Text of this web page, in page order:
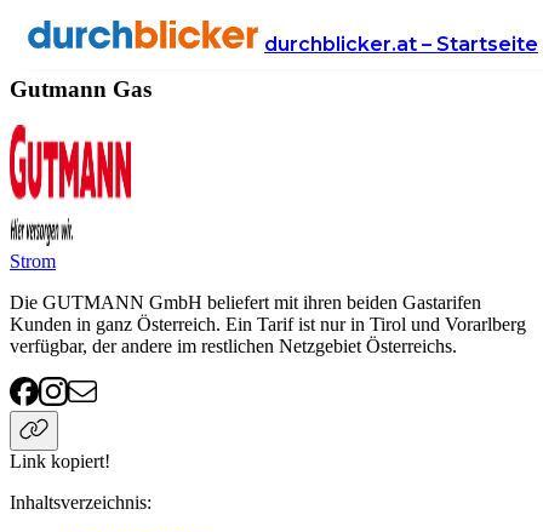
durchblicker.at – Startseite
Anbieter Energie gas Gutmann
Gutmann Gas
Strom
Die GUTMANN GmbH beliefert mit ihren beiden Gastarifen
Kunden in ganz Österreich. Ein Tarif ist nur in Tirol und Vorarlberg
verfügbar, der andere im restlichen Netzgebiet Österreichs.
Link kopiert!
Inhaltsverzeichnis: